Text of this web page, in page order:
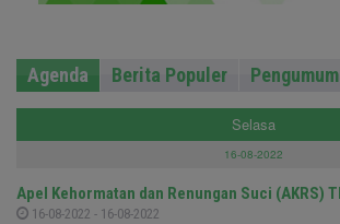
Agenda Berita Populer
Selasa
16-08-2022
Apel Kehormatan dan Renungan Suci (AKRS)
16-08-2022 - 16-08-2022